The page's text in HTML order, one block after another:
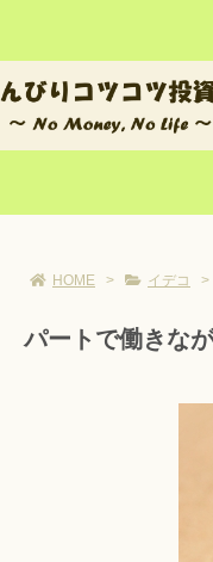
HOME > イデコ >
パートで働きな